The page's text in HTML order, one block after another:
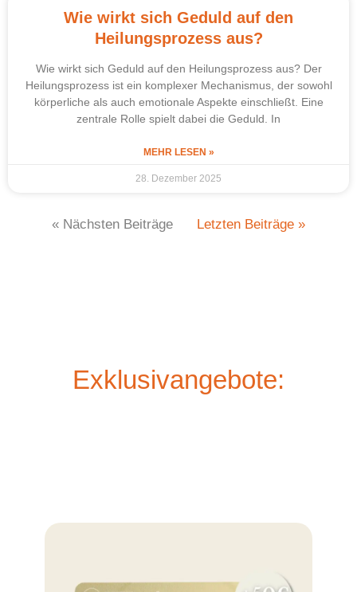
Wie wirkt sich Geduld auf den
Heilungsprozess aus?
Wie wirkt sich Geduld auf den Heilungsprozess aus? Der
Heilungsprozess ist ein komplexer Mechanismus, der sowohl
körperliche als auch emotionale Aspekte einschließt. Eine
zentrale Rolle spielt dabei die Geduld. In
MEHR LESEN »
28. Dezember 2025
« Nächsten Beiträge Letzten Beiträge »
Exklusivangebote: